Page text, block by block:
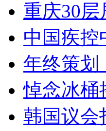
重庆30
中国疾控
年终策划
悼念冰桶
韩国议会